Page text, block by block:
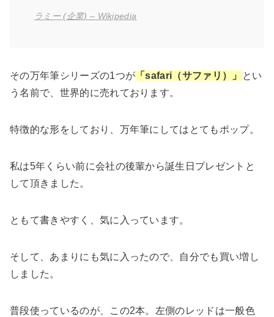
ラミー (企業) – Wikipedia
その万年筆シリーズの1つが 「safari（サファリ）」
とい
う名前で、世界的に売れております。
特徴的な形をしており、万年筆にしてはとてもポップ。
私は5年くらい前に会社の後輩から誕生日プレゼントと
して頂きました。
ともて書きやすく、気に入っています。
そして、あまりにも気に入ったので、自分でも買い増し
しました。
普段使っているのが、この2本。左側のレッドは一般色